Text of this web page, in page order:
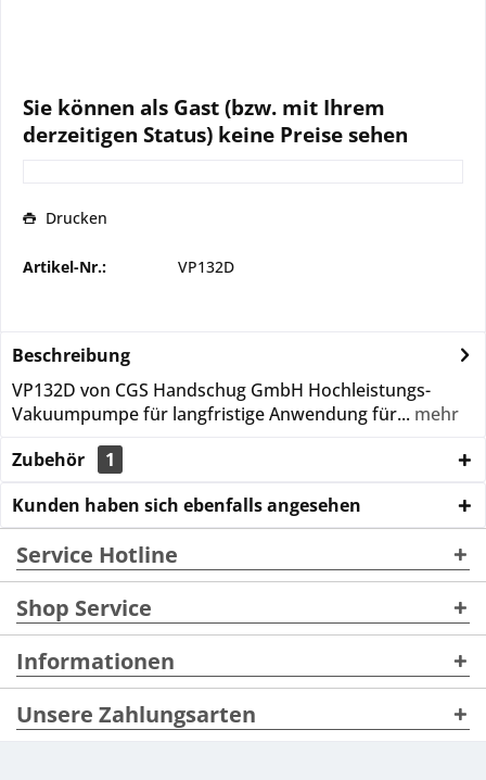
Sie können als Gast (bzw. mit Ihrem
derzeitigen Status) keine Preise sehen
Drucken
Artikel-Nr.: VP132D
Beschreibung
VP132D von CGS Handschug GmbH Hochleistungs-
Vakuumpumpe für langfristige Anwendung für... mehr
Zubehör
1
Kunden haben sich ebenfalls angesehen
Service Hotline
Shop Service
Informationen
Unsere Zahlungsarten